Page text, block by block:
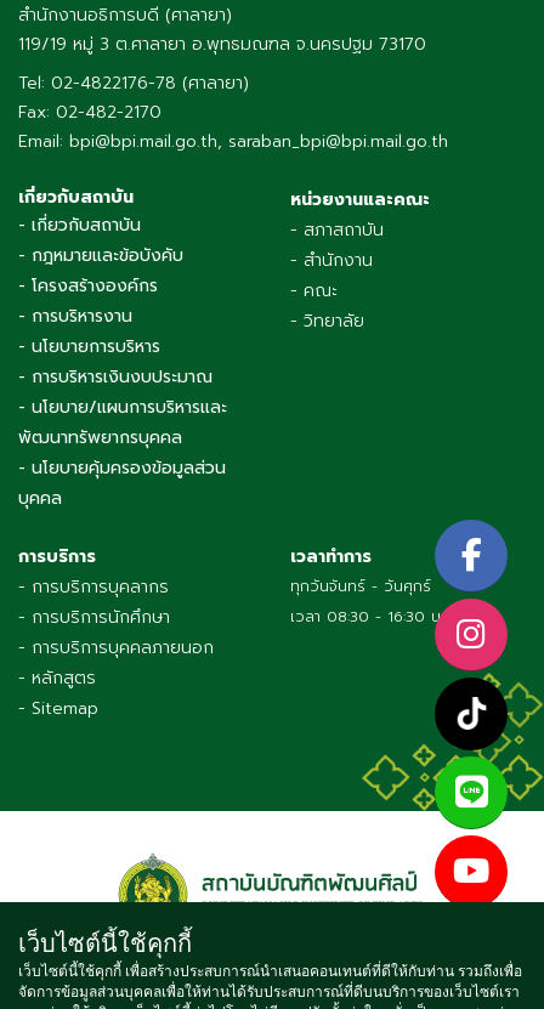
สำนักงานอธิการบดี (ศาลายา)
119/19 หมู่ 3 ต.ศาลายา อ.พุทธมณฑล จ.นครปฐม 73170
Tel: 02-4822176-78 (ศาลายา)
Fax: 02-482-2170
Email: bpi@bpi.mail.go.th, saraban_bpi@bpi.mail.go.th
เกี่ยวกับสถาบัน
- เกี่ยวกับสถาบัน
- กฎหมายและข้อบังคับ
- โครงสร้างองค์กร
- การบริหารงาน
- นโยบายการบริหาร
- การบริหารเงินงบประมาณ
- นโยบาย/แผนการบริหารและ
พัฒนาทรัพยากรบุคคล
- นโยบายคุ้มครองข้อมูลส่วน
บุคคล
หน่วยงานและคณะ
- สภาสถาบัน
- สำนักงาน
- คณะ
- วิทยาลัย
การบริการ
- การบริการบุคลากร
- การบริการนักศึกษา
- การบริการบุคคลภายนอก
- หลักสูตร
- Sitemap
เวลาทำการ
ทุกวันจันทร์ - วันศุกร์
เวลา 08:30 - 16:30 น.
เว็บไซต์นี้ใช้คุกกี้
เว็บไซต์นี้ใช้คุกกี้ เพื่อสร้างประสบการณ์นำเสนอคอนเทนต์ที่ดีให้กับท่าน รวมถึงเพื่อ
จัดการข้อมูลส่วนบุคคลเพื่อให้ท่านได้รับประสบการณ์ที่ดีบนบริการของเว็บไซต์เรา